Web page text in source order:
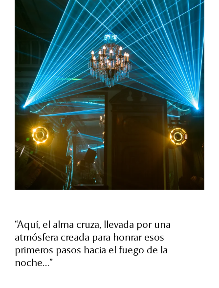
“Aquí, el alma cruza, llevada por una
atmósfera creada para honrar esos
primeros pasos hacia el fuego de la
noche…”